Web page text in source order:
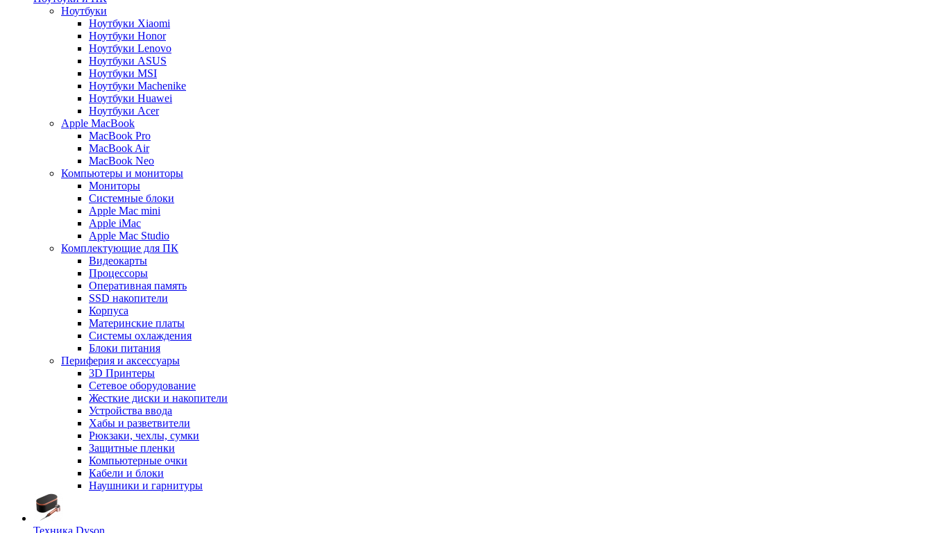
Ноутбуки
Ноутбуки Xiaomi
Ноутбуки Honor
Ноутбуки Lenovo
Ноутбуки ASUS
Ноутбуки MSI
Ноутбуки Machenike
Ноутбуки Huawei
Ноутбуки Acer
Apple MacBook
MacBook Pro
MacBook Air
MacBook Neo
Компьютеры и мониторы
Мониторы
Системные блоки
Apple Mac mini
Apple iMac
Apple Mac Studio
Комплектующие для ПК
Видеокарты
Процессоры
Оперативная память
SSD накопители
Корпуса
Материнские платы
Системы охлаждения
Блоки питания
Периферия и аксессуары
3D Принтеры
Сетевое оборудование
Жесткие диски и накопители
Устройства ввода
Хабы и разветвители
Рюкзаки, чехлы, сумки
Защитные пленки
Компьютерные очки
Кабели и блоки
Наушники и гарнитуры
Техника Dyson